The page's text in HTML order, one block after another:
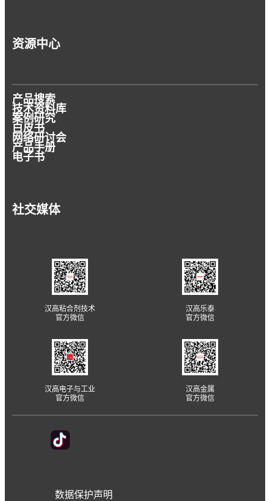
资源中心
产品搜索
技术资料库
案例研究
白皮书
网络研讨会
产品手册
电子书
社交媒体
汉高粘合剂技术
官方微信
汉高乐泰
官方微信
汉高电子与工业
官方微信
汉高金属
官方微信
数据保护声明